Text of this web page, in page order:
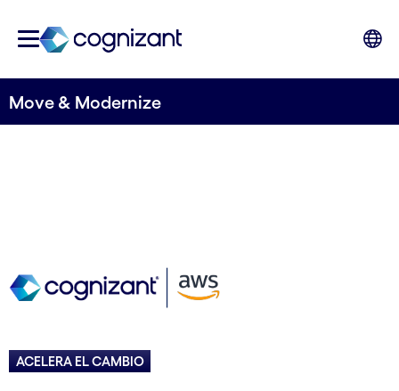
Move & Modernize
ACELERA EL CAMBIO